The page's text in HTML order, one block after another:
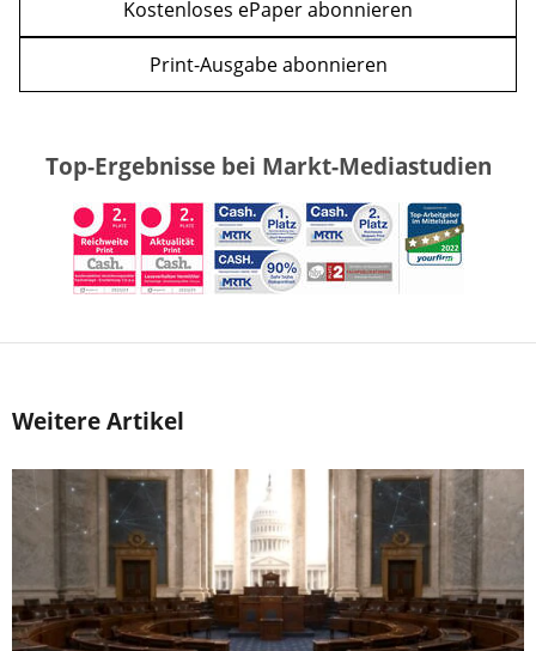
Kostenloses ePaper abonnieren
Print-Ausgabe abonnieren
Top-Ergebnisse bei Markt-Mediastudien
Weitere Artikel